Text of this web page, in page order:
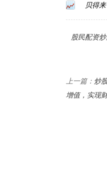
贝得来
股民配资
上一篇： 炒
增值，实现